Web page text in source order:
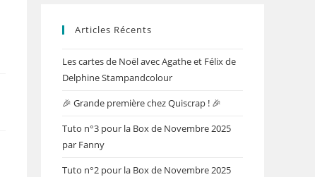
Articles Récents
Les cartes de Noël avec Agathe et Félix de
Delphine Stampandcolour
🎉 Grande première chez Quiscrap ! 🎉
Tuto n°3 pour la Box de Novembre 2025
par Fanny
Tuto n°2 pour la Box de Novembre 2025